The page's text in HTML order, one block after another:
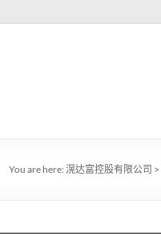
You are here: 滉达富控股有限公司 >